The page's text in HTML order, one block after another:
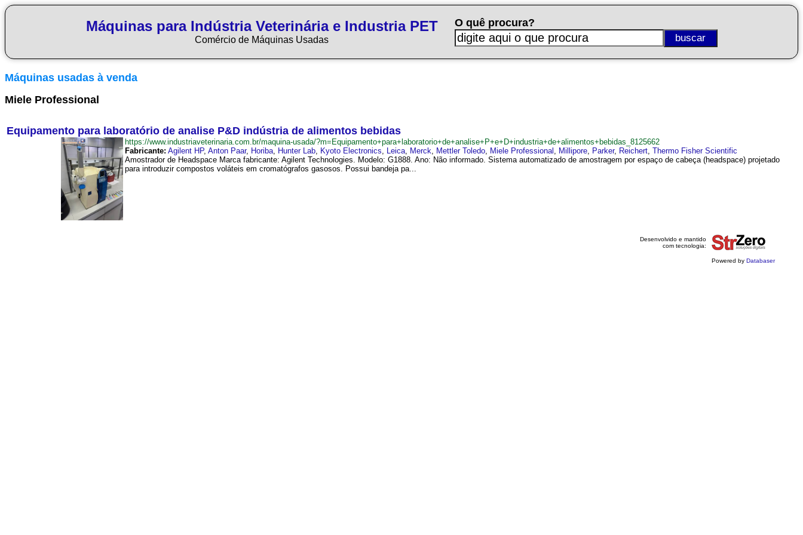
Máquinas para Indústria Veterinária e Industria PET
Comércio de Máquinas Usadas
O quê procura?
Máquinas usadas à venda
Miele Professional
Equipamento para laboratório de analise P&D indústria de alimentos bebidas
https://www.industriaveterinaria.com.br/maquina-usada/?m=Equipamento+para+laboratorio+de+analise+P+e+D+industria+de+alimentos+bebidas_8125662
Fabricante: Agilent HP, Anton Paar, Horiba, Hunter Lab, Kyoto Electronics, Leica, Merck, Mettler Toledo, Miele Professional , Millipore, Parker, Reichert, Thermo Fisher Scientific
Amostrador de Headspace Marca fabricante: Agilent Technologies. Modelo: G1888. Ano: Não informado. Sistema automatizado de amostragem por espaço de cabeça (headspace) projetado
para introduzir compostos voláteis em cromatógrafos gasosos. Possui bandeja pa...
Desenvolvido e mantido
com tecnologia:
Powered by Databaser